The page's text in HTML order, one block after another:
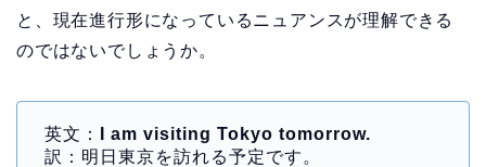
と、現在進行形になっているニュアンスが理解できる
のではないでしょうか。
英文：
I am visiting Tokyo tomorrow.
訳：明日東京を訪れる予定です。